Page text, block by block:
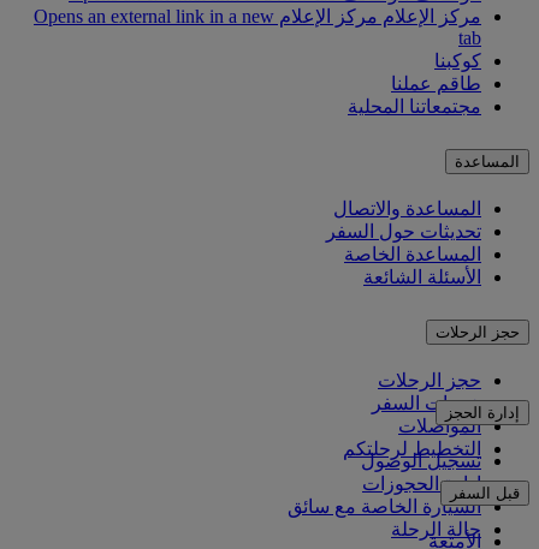
مركز الإعلام
مركز الإعلام Opens an external link in a new
tab
كوكبنا
طاقم عملنا
مجتمعاتنا المحلية
المساعدة
المساعدة والاتصال
تحديثات حول السفر
المساعدة الخاصة
الأسئلة الشائعة
حجز الرحلات
حجز الرحلات
خدمات السفر
المواصلات
التخطيط لرحلتكم
إدارة الحجز
تسجيل الوصول
إدارة الحجوزات
السيارة الخاصة مع سائق
حالة الرحلة
قبل السفر
الأمتعة